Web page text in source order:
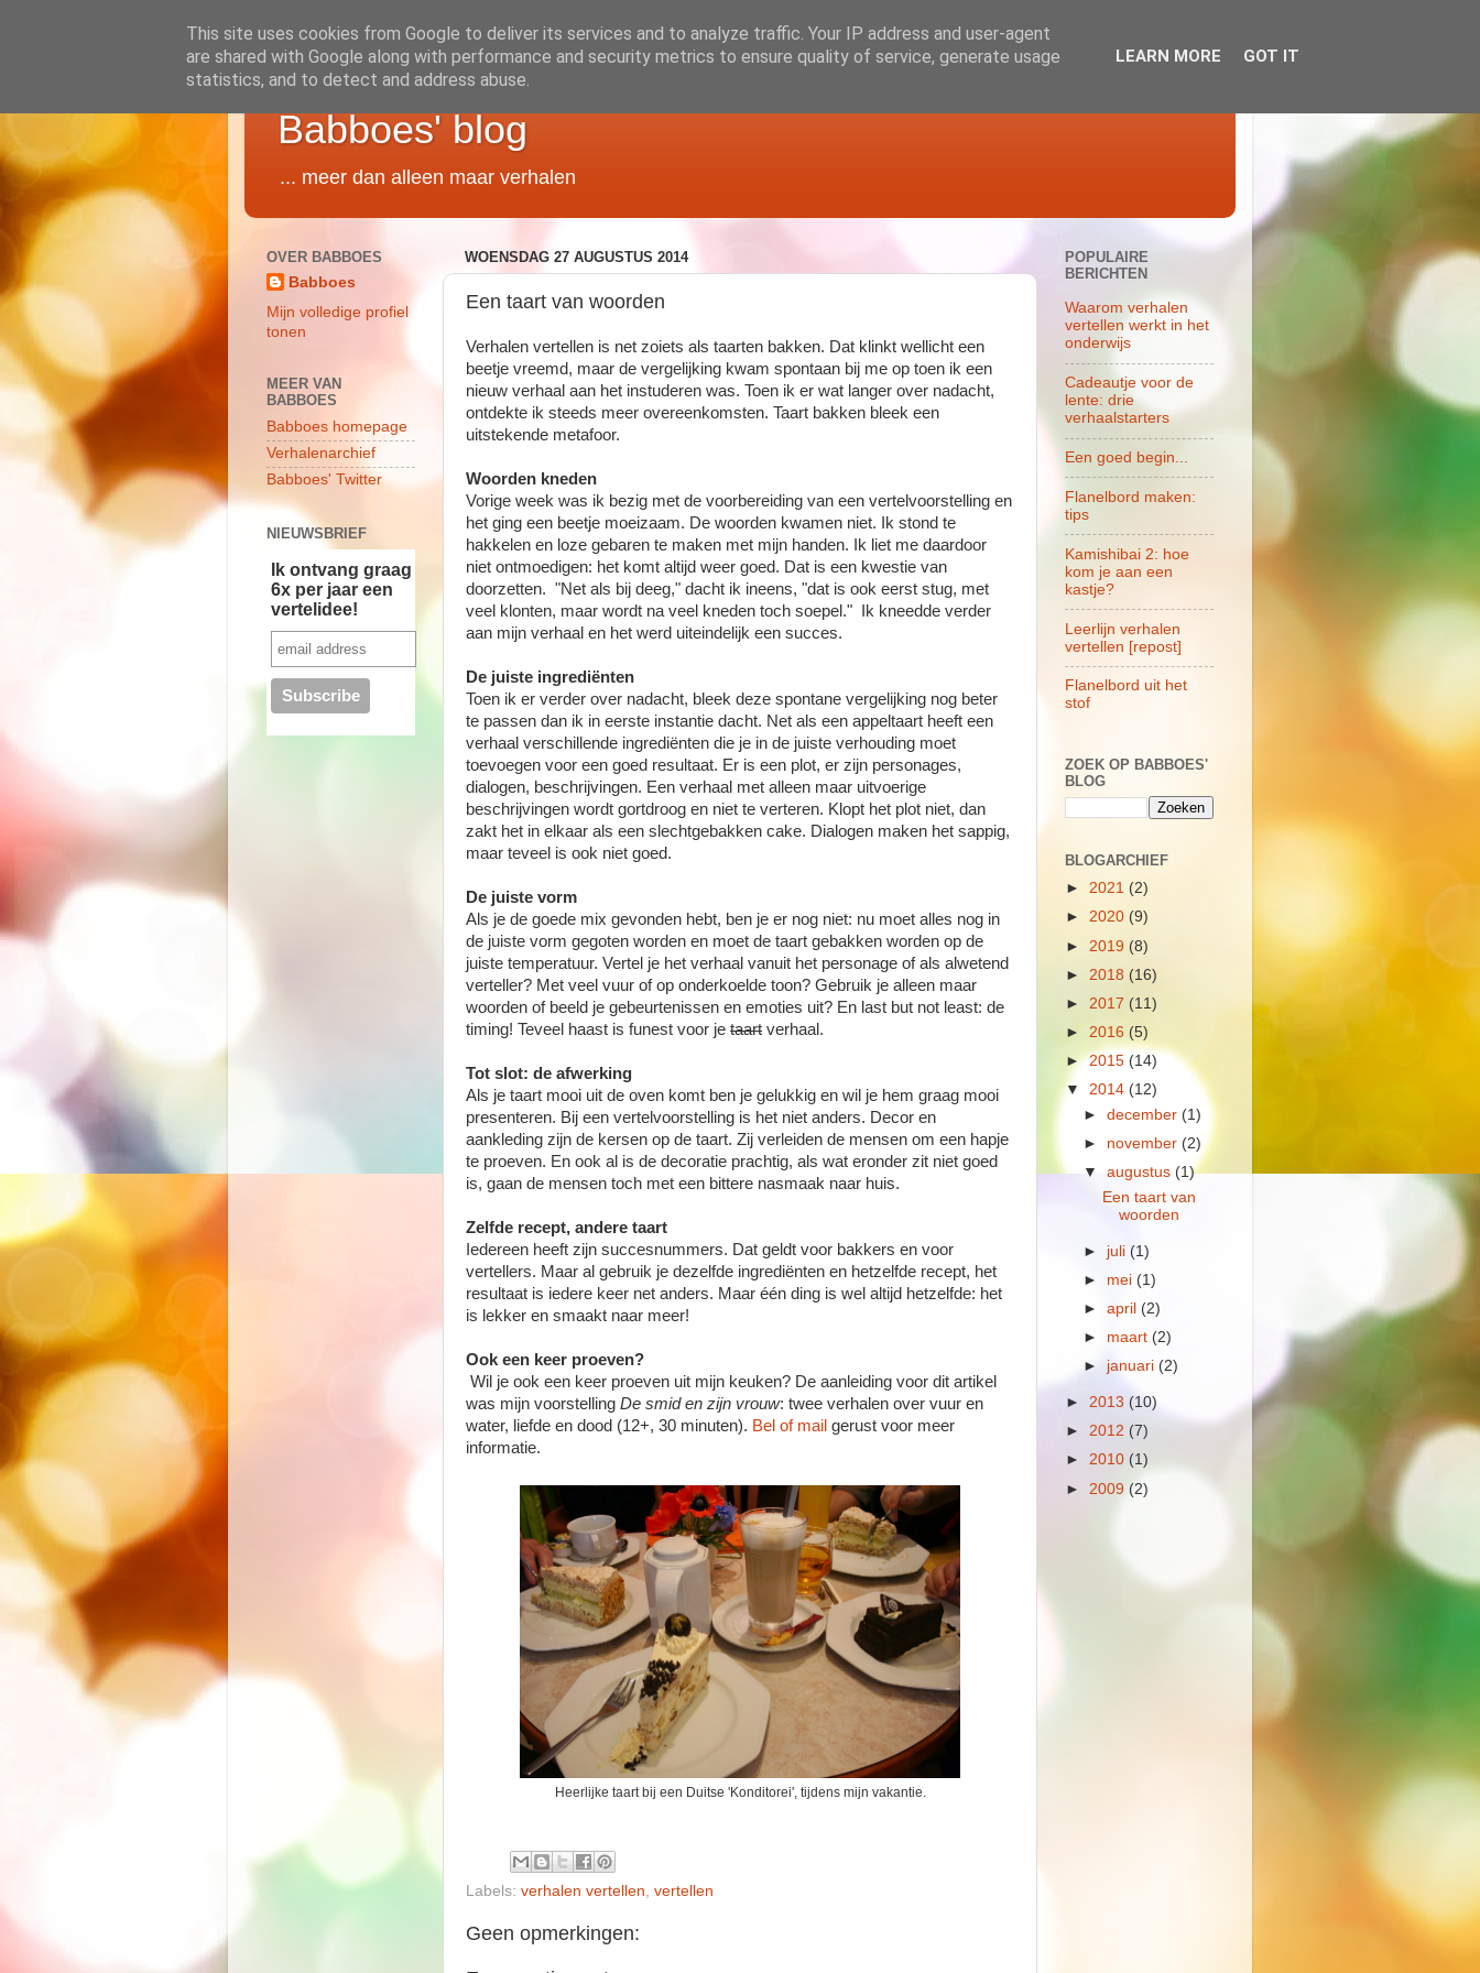
Babboes' blog
... meer dan alleen maar verhalen
WOENSDAG 27 AUGUSTUS 2014
Een taart van woorden
Verhalen vertellen is net zoiets als taarten bakken. Dat klinkt wellicht een
beetje vreemd, maar de vergelijking kwam spontaan bij me op toen ik een
nieuw verhaal aan het instuderen was. Toen ik er wat langer over nadacht,
ontdekte ik steeds meer overeenkomsten. Taart bakken bleek een
uitstekende metafoor.
Woorden kneden
Vorige week was ik bezig met de voorbereiding van een vertelvoorstelling en
het ging een beetje moeizaam. De woorden kwamen niet. Ik stond te
hakkelen en loze gebaren te maken met mijn handen. Ik liet me daardoor
niet ontmoedigen: het komt altijd weer goed. Dat is een kwestie van
doorzetten. "Net als bij deeg," dacht ik ineens, "dat is ook eerst stug, met
veel klonten, maar wordt na veel kneden toch soepel." Ik kneedde verder
aan mijn verhaal en het werd uiteindelijk een succes.
De juiste ingrediënten
Toen ik er verder over nadacht, bleek deze spontane vergelijking nog beter
te passen dan ik in eerste instantie dacht. Net als een appeltaart heeft een
verhaal verschillende ingrediënten die je in de juiste verhouding moet
toevoegen voor een goed resultaat. Er is een plot, er zijn personages,
dialogen, beschrijvingen. Een verhaal met alleen maar uitvoerige
beschrijvingen wordt gortdroog en niet te verteren. Klopt het plot niet, dan
zakt het in elkaar als een slechtgebakken cake. Dialogen maken het sappig,
maar teveel is ook niet goed.
De juiste vorm
Als je de goede mix gevonden hebt, ben je er nog niet: nu moet alles nog in
de juiste vorm gegoten worden en moet de taart gebakken worden op de
juiste temperatuur. Vertel je het verhaal vanuit het personage of als alwetend
verteller? Met veel vuur of op onderkoelde toon? Gebruik je alleen maar
woorden of beeld je gebeurtenissen en emoties uit? En last but not least: de
timing! Teveel haast is funest voor je taart verhaal.
Tot slot: de afwerking
Als je taart mooi uit de oven komt ben je gelukkig en wil je hem graag mooi
presenteren. Bij een vertelvoorstelling is het niet anders. Decor en
aankleding zijn de kersen op de taart. Zij verleiden de mensen om een hapje
te proeven. En ook al is de decoratie prachtig, als wat eronder zit niet goed
is, gaan de mensen toch met een bittere nasmaak naar huis.
Zelfde recept, andere taart
Iedereen heeft zijn succesnummers. Dat geldt voor bakkers en voor
vertellers. Maar al gebruik je dezelfde ingrediënten en hetzelfde recept, het
resultaat is iedere keer net anders. Maar één ding is wel altijd hetzelfde: het
is lekker en smaakt naar meer!
Ook een keer proeven?
Wil je ook een keer proeven uit mijn keuken? De aanleiding voor dit artikel
was mijn voorstelling De smid en zijn vrouw: twee verhalen over vuur en
water, liefde en dood (12+, 30 minuten). Bel of mail gerust voor meer
informatie.
Heerlijke taart bij een Duitse 'Konditorei', tijdens mijn vakantie.
Labels: verhalen vertellen vertellen
Geen opmerkingen:
OVER BABBOES
Babboes
Mijn volledige profiel
tonen
MEER VAN
BABBOES
Babboes homepage
Verhalenarchief
Babboes' Twitter
NIEUWSBRIEF
Ik ontvang graag
6x per jaar een
vertelidee!
POPULAIRE
BERICHTEN
Waarom verhalen
vertellen werkt in het
onderwijs
Cadeautje voor de
lente: drie
verhaalstarters
Een goed begin...
Flanelbord maken:
tips
Kamishibai 2: hoe
kom je aan een
kastje?
Leerlijn verhalen
vertellen [repost]
Flanelbord uit het
stof
ZOEK OP BABBOES'
BLOG
BLOGARCHIEF
► 2021 (2)
► 2020 (9)
► 2019 (8)
► 2018 (16)
► 2017 (11)
► 2016 (5)
►2015 (14)
▼ 2014 (12)
►december (1)
► november (2)
▼augustus (1)
Een taart van
woorden
► juli (1)
► mei (1)
►april (2)
► maart (2)
► januari (2)
► 2013 (10)
► 2012 (7)
► 2010 (1)
► 2009 (2)
This site uses cookies from Google to deliver its services and to analyze traffic. Your IP address and user-agent
are shared with Google along with performance and security metrics to ensure quality of service, generate usage
statistics, and to detect and address abuse.
LEARN MORE GOT IT